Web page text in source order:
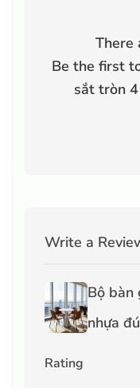
There
Be the first
sắt tròn 4
Write a
Bộ bàn
nhựa
Rating